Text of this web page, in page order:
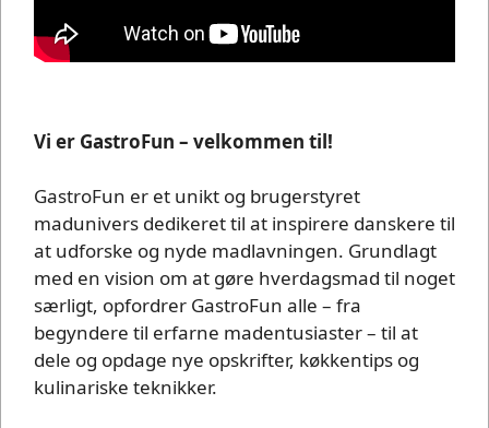
Vi er GastroFun – velkommen til!
GastroFun er et unikt og brugerstyret
madunivers dedikeret til at inspirere danskere til
at udforske og nyde madlavningen. Grundlagt
med en vision om at gøre hverdagsmad til noget
særligt, opfordrer GastroFun alle – fra
begyndere til erfarne madentusiaster – til at
dele og opdage nye opskrifter, køkkentips og
kulinariske teknikker.